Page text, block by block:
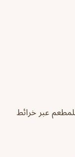
عبر خرائط